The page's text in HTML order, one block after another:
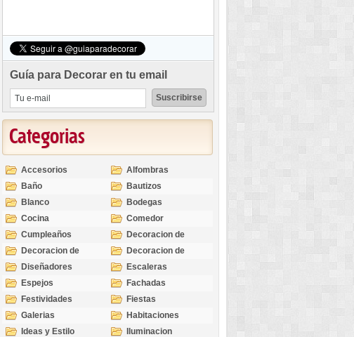
Guía para Decorar en tu email
Categorias
Accesorios
Alfombras
Baño
Bautizos
Blanco
Bodegas
Cocina
Comedor
Cumpleaños
Decoracion de
Exteriores
Decoracion de
Interiores
Decoracion de
Ocasiones
Diseñadores
Escaleras
Espejos
Fachadas
Festividades
Fiestas
Galerias
Habitaciones
Ideas y Estilo
Iluminacion